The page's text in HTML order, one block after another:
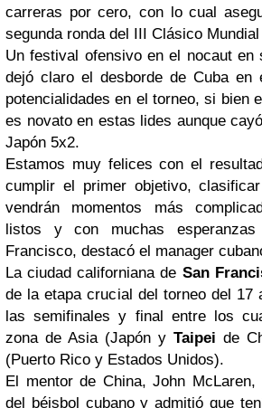
carreras por cero, con lo cual
segunda ronda del III Clásico
Un festival ofensivo en el nocaut en
dejó claro el desborde de Cuba en
potencialidades en el torneo, si bien
es novato en estas lides aunque
Japón 5x2.
Estamos muy felices con el
cumplir el primer objetivo,
vendrán momentos más
listos y con muchas
Francisco, destacó el manager
La ciudad californiana de San
de la etapa crucial del torneo del 17
las semifinales y final entre los
zona de Asia (Japón y Taipei de
(Puerto Rico y Estados Unidos).
El mentor de China, John
del béisbol cubano y admitió que